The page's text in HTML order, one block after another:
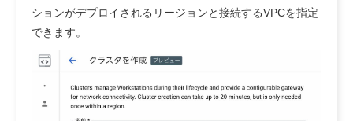
ションがデプロイされるリージョンと接続するVPCを指定
できます。